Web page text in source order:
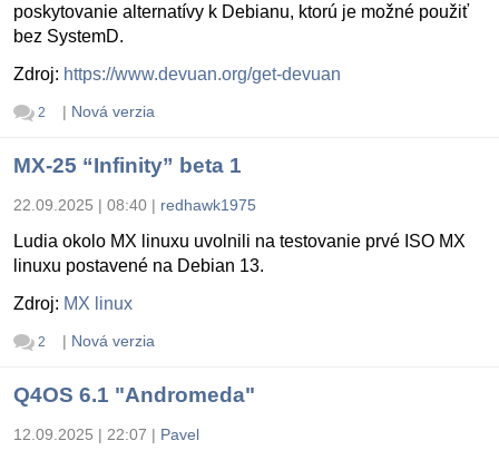
poskytovanie alternatívy k Debianu, ktorú je možné použiť
bez SystemD.
Zdroj: https://www.devuan.org/get-devuan
2 | Nová verzia
MX-25 “Infinity” beta 1
22.09.2025 | 08:40 | redhawk1975
Ludia okolo MX linuxu uvolnili na testovanie prvé ISO MX
linuxu postavené na Debian 13.
Zdroj: MX linux
2 | Nová verzia
Q4OS 6.1 "Andromeda"
12.09.2025 | 22:07 | Pavel